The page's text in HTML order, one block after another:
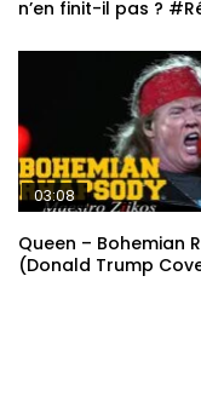
Affaire Epstein,
n’en finit-il pas ?
Regarder plus tard
03:08